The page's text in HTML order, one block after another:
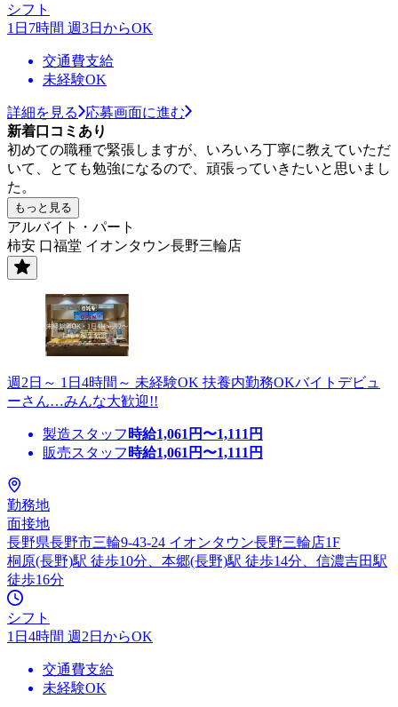
シフト
1日7時間 週3日からOK
交通費支給
未経験OK
詳細を見る
応募画面に進む
新着口コミあり
初めての職種で緊張しますが、いろいろ丁寧に教えていただ
いて、とても勉強になるので、頑張っていきたいと思いまし
た。
もっと見る
アルバイト・パート
柿安 口福堂 イオンタウン長野三輪店
週2日～ 1日4時間～ 未経験OK 扶養内勤務OKバイトデビュ
ーさん…みんな大歓迎!!
製造スタッフ 時給1,061 円〜1,111 円
販売スタッフ 時給1,061 円〜1,111 円
勤務地
面接地
長野県長野市三輪9-43-24 イオンタウン長野三輪店1F
桐原(長野)駅 徒歩10分、本郷(長野)駅 徒歩14分、信濃吉田駅
徒歩16分
シフト
1日4時間 週2日からOK
交通費支給
未経験OK